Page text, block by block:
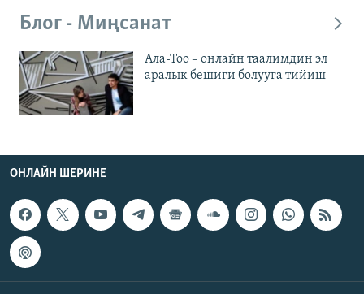
Блог - Миңсанат
Ала-Тоо – онлайн таалимдин эл
аралык бешиги болууга тийиш
ОНЛАЙН ШЕРИНЕ